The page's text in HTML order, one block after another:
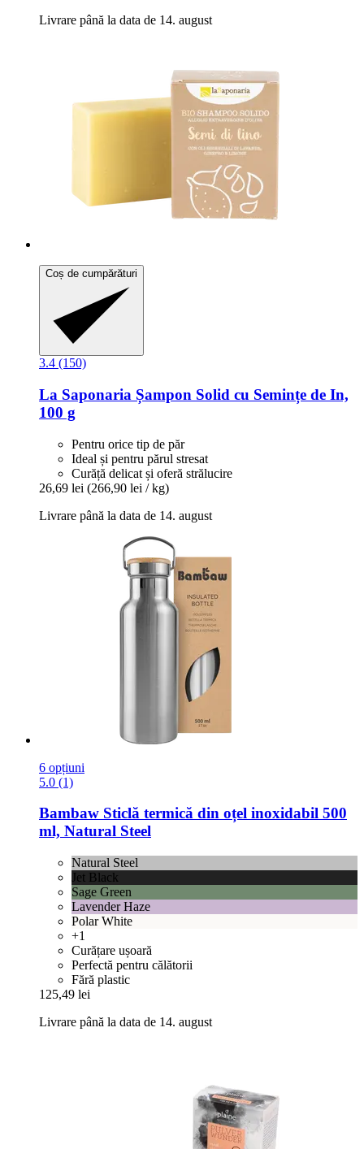
Livrare până la data de 14. august
Coș de cumpărături
3.4 (150)
La Saponaria Șampon Solid cu Semințe de In,
100 g
Pentru orice tip de păr
Ideal și pentru părul stresat
Curăță delicat și oferă strălucire
26,69 lei (266,90 lei / kg)
Livrare până la data de 14. august
6 opțiuni
5.0 (1)
Bambaw Sticlă termică din oțel inoxidabil 500
ml, Natural Steel
Natural Steel
Jet Black
Sage Green
Lavender Haze
Polar White
+1
Curățare ușoară
Perfectă pentru călătorii
Fără plastic
125,49 lei
Livrare până la data de 14. august